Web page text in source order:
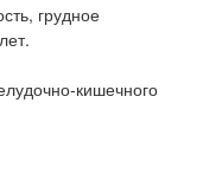
грудное
кишечного